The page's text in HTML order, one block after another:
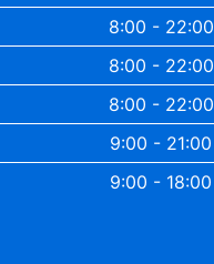
8:00 - 22:00
8:00 - 22:00
8:00 - 22:00
9:00 - 21:00
9:00 - 18:00